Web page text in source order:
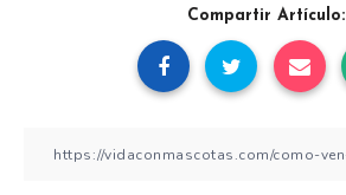
Compartir Artículo: